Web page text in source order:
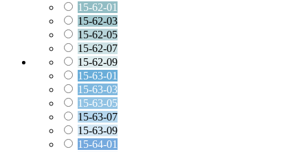
15-62-01
15-62-03
15-62-05
15-62-07
15-62-09
15-63-01
15-63-03
15-63-05
15-63-07
15-63-09
15-64-01